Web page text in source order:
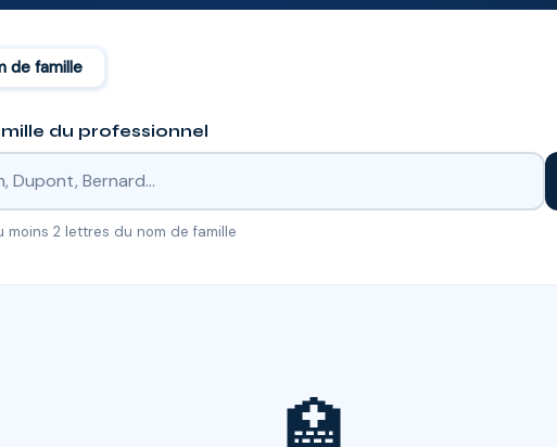
de famille
du professionnel
moins 2 lettres du nom de famille
🏥